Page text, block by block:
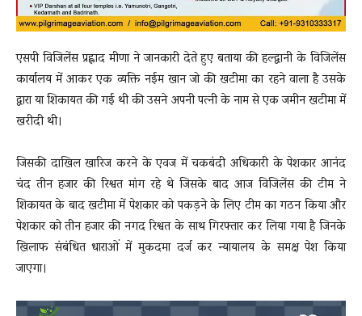
एसपी विजिलेंस प्रह्लाद मीणा ने जानकारी देते हुए बताया की हल्द्वानी के विजिलेंस
कार्यालय में आकर एक व्यक्ति नईम खान जो की खटीमा का रहने वाला है उसके
द्वारा या शिकायत की गई थी की उसने अपनी पत्नी के नाम से एक जमीन खटीमा में
खरीदी थी।
जिसकी दाखिल खारिज करने के एवज में चकबंदी अधिकारी के पेशकार आनंद
चंद तीन हजार की रिश्वत मांग रहे थे जिसके बाद आज विजिलेंस की टीम ने
शिकायत के बाद खटीमा में पेशकार को पकड़ने के लिए टीम का गठन किया और
पेशकार को तीन हजार की नगद रिश्वत के साथ गिरफ्तार कर लिया गया है जिनके
खिलाफ संबंधित धाराओं में मुकदमा दर्ज कर न्यायालय के समक्ष पेश किया
जाएगा।